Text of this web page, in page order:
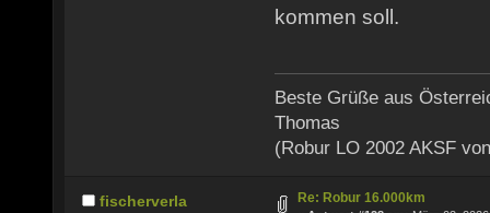
kommen soll.
Beste Grüße aus
Thomas
(Robur LO 2002 AKSF
fischerverla Re: Robur 16.000km